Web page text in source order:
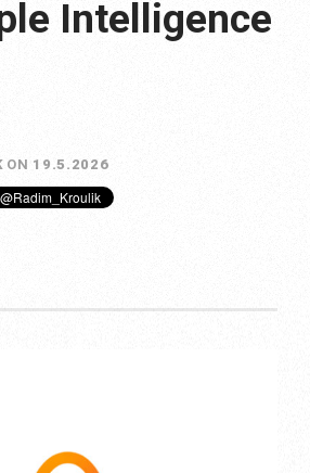
Intelligence
ON 19.5.2026